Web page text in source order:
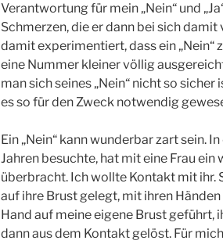
Verantwortung für mein „Nein“ und
Schmerzen, die er dann bei sich
damit experimentiert, dass ein „Nein“
eine Nummer kleiner völlig
man sich seines „Nein“ nicht so
es so für den Zweck notwendig
Ein „Nein“ kann wunderbar zart sein.
Jahren besuchte, hat mit eine Frau ein
überbracht. Ich wollte Kontakt mit ihr.
auf ihre Brust gelegt, mit ihren
Hand auf meine eigene Brust geführt,
dann aus dem Kontakt gelöst. Für